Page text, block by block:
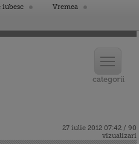
iubesc
Vremea
27 iulie 2012 07:42 / 90
vizualizari